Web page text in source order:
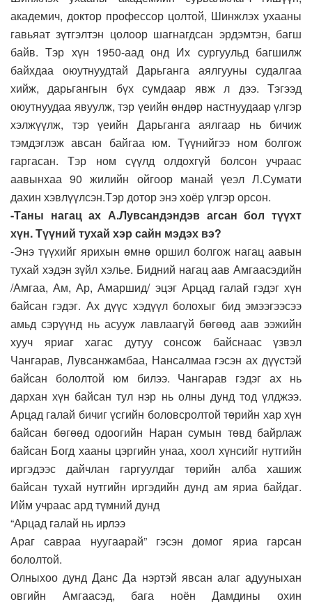
академич, доктор профессор цолтой, Шинжлэх ухааны
гавьяат зүтгэлтэн цолоор шагнагдсан эрдэмтэн, багш
байв. Тэр хүн 1950-аад онд Их сургуульд багшилж
байхдаа оюутнуудтай Дарьганга аялгууны судалгаа
хийж, дарьгангын бүх сумдаар явж л дээ. Тэгээд
оюутнуудаа явуулж, тэр үеийн өндөр настнуудаар үлгэр
хэлжүүлж, тэр үеийн Дарьганга аялгаар нь бичиж
тэмдэглэж авсан байгаа юм. Түүнийгээ ном болгож
гаргасан. Тэр ном сүүлд олдохгүй болсон учраас
аавынхаа 90 жилийн ойгоор манай үеэл Л.Сумати
дахин хэвлүүлсэн.Тэр дотор энэ хоёр үлгэр орсон.
-Таны нагац ах А.Лувсандэндэв агсан бол түүхт
хүн. Түүний тухай хэр сайн мэдэх вэ?
-Энэ түүхийг ярихын өмнө оршил болгож нагац аавын
тухай хэдэн зүйл хэлье. Бидний нагац аав Амгаасэдийн
/Амгаа, Ам, Ар, Амаршид/ эцэг Арцад галай гэдэг хүн
байсан гэдэг. Ах дүүс хэдүүл болохыг бид эмээгээсээ
амьд сэрүүнд нь асууж лавлаагүй бөгөөд аав ээжийн
хууч яриаг хагас дутуу сонсож байснаас үзвэл
Чангарав, Лувсанжамбаа, Нансалмаа гэсэн ах дүүстэй
байсан бололтой юм билээ. Чангарав гэдэг ах нь
дархан хүн байсан тул нэр нь олны дунд тод үлджээ.
Арцад галай бичиг үсгийн боловсролтой төрийн хар хүн
байсан бөгөөд одоогийн Наран сумын төвд байрлаж
байсан Богд хааны цэргийн унаа, хоол хүнсийг нутгийн
иргэдээс дайчлан гаргуулдаг төрийн алба хашиж
байсан тухай нутгийн иргэдийн дунд ам яриа байдаг.
Ийм учраас ард түмний дунд
“Арцад галай нь ирлээ
Араг савраа нуугаарай” гэсэн домог яриа гарсан
бололтой.
Олныхоо дунд Данс Да нэртэй явсан алаг адууныхан
овгийн Амгаасэд, бага ноён Дамдины охин